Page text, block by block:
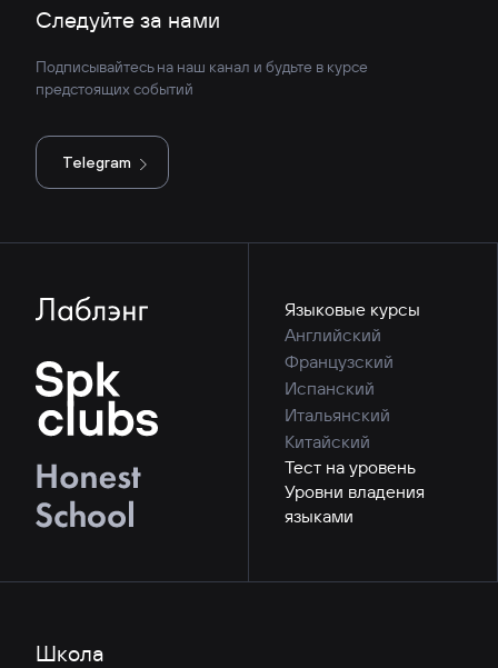
Следуйте за нами
Подписывайтесь на наш канал и будьте в курсе
предстоящих событий
Telegram
Языковые курсы
Английский
Французский
Испанский
Итальянский
Китайский
Тест на уровень
Уровни владения
языками
Школа